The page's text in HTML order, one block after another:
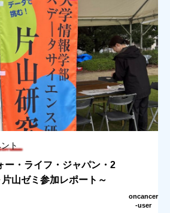
ト
ー・ライフ・ジャパン・2
山ゼミ参加レポート～
oncancer
-user